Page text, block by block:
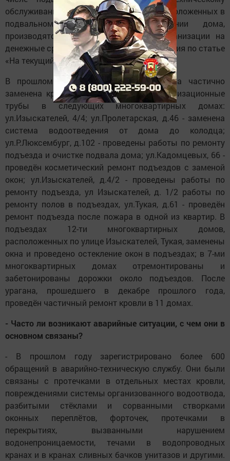
обслуживанию общих коммуникаций, расположенных в
подвальном и чердачном помещении дома,
производятся силами управляющей организации на
денежные средства, собираемые с населения по статье
«На текущий ремонт».
В прошлом году на эти средства была частично
заменена кровля, водопроводные и канализационные
трубы в следующих многоквартирных домах:
ул.Изыскателей, 4/4; ул.Пролетарская, д.46 - заменена
система водоотведения от дома до колодца;
ул.Р.Люксембург, д.102 - проведены работы по ремонту
подъезда и очистке подвала дома; ул.Кадомцевых, 66 -
проведён косметический ремонт подъездов с заменой
окон; ул.Изыскателей, д.4/2 - проведены работы по
ремонту подъезда, ул Изыскателей, д. 1/2 работы по
ремонту полов в подъездах, ул.Тукая, д.61 - проведён
ремонт подъезда после пожара в одной из квартир. В
подъездах 12-ти многоквартирных домов,
расположенных по улице Изыскателей, Тукая, заменены
окна и проведено остекление окон в подъездах; в 7-ми
многоквартирных домах отремонтированы и
забетонированы дорожки около подъездов. После
урагана, прошедшего в декабре прошлого года,
проведён частичный ремонт кровли в 11 домах.
- Часто ли возникают аварийные ситуации, с чем они в
основном связаны?
- В прошлом году зарегистрировано более 600
обращений в аварийно-техническую службу. Они были
связаны с протечками в отдельных местах кровли,
повреждениями системы организованного водоотвода,
разбитыми стёклами и сорванными створками
оконных переплётов, форточек, протечками в
перекрытиях, вызванными нарушением
водонепроницаемости, течами в водопроводных
кранах и в кранах сливных бачков унитазов и другими.